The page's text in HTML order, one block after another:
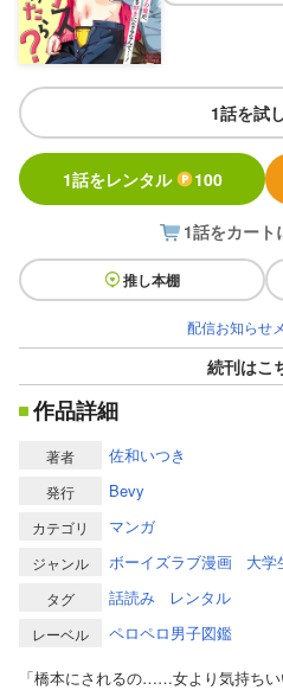
1話を試
1話をレンタル 100
1話をカート
推し本棚
配信お知らせ
続刊はこ
作品詳細
著者 佐和いつき
発行 Bevy
カテゴリ マンガ
ジャンル ボーイズラブ漫画 大学
タグ 話読み レンタル
レーベル
ペロペロ男子図鑑
「橋本にされるの……女より気持ち